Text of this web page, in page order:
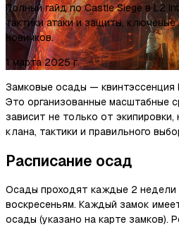
Полный гайд по Castle Siege в L2
тактики атаки и защиты,
новичков.
1 марта 2025 г.
Замковые осады — квинтэссенция
Это организованные масштабные
зависит не только от
клана, тактики и правильного
Расписание осад
Осады проходят каждые 2 недели
воскресеньям. Каждый замок
осады (указано на карте замков).